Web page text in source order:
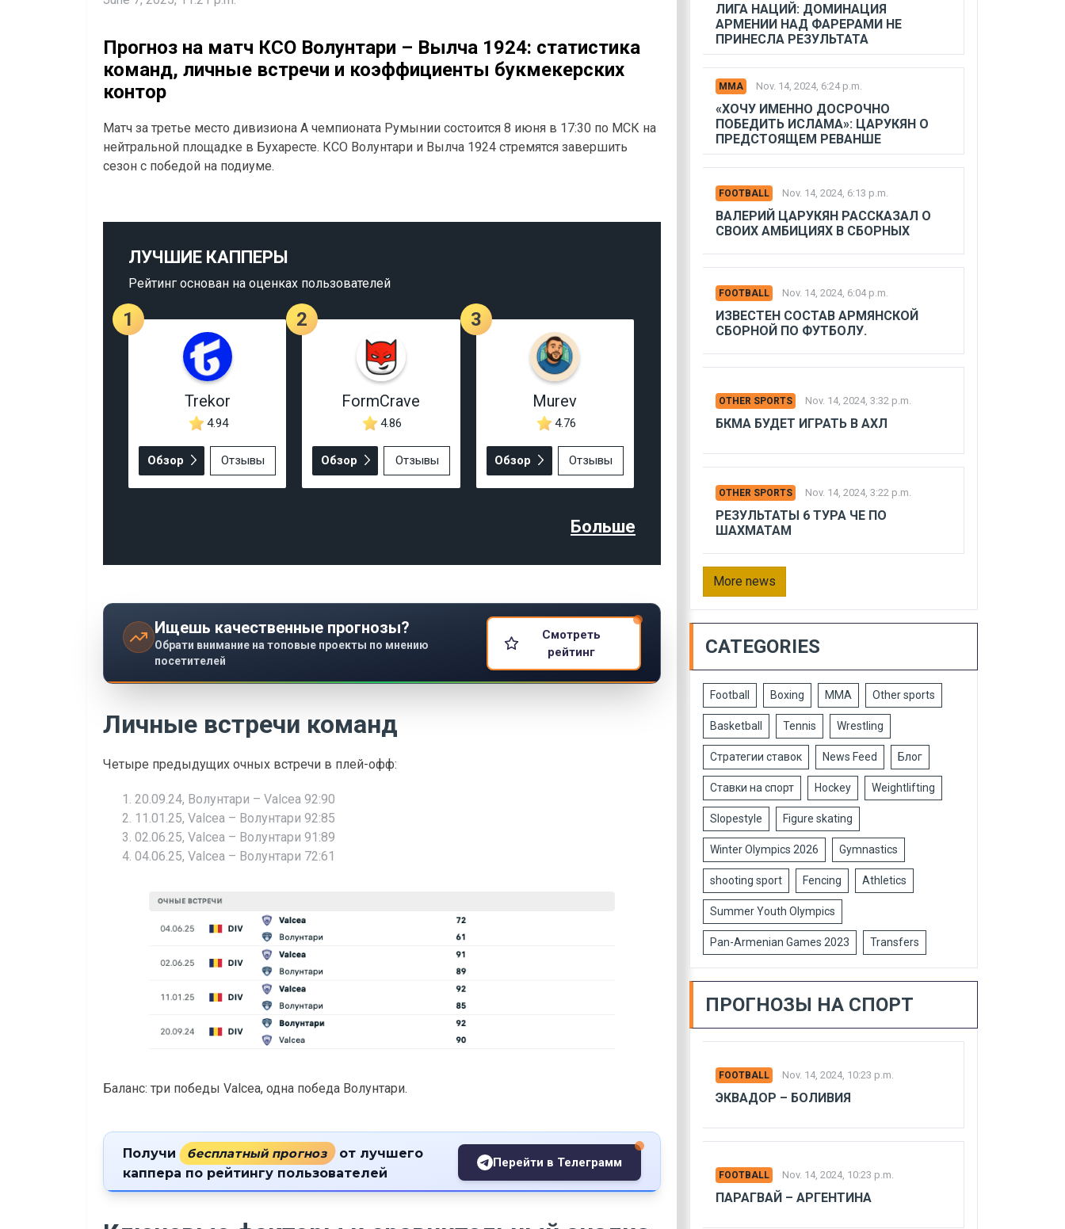
Прогноз на матч КСО Волунтари – Вылча 1924: статистика
команд, личные встречи и коэффициенты букмекерских
контор
Матч за третье место дивизиона А чемпионата Румынии состоится 8 июня в 17:30 по МСК на
нейтральной площадке в Бухаресте. КСО Волунтари и Вылча 1924 стремятся завершить
сезон с победой на подиуме.
ЛУЧШИЕ КАППЕРЫ
Рейтинг основан на оценках пользователей
1
Trekor
4.94
Обзор Отзывы
2
FormCrave
4.86
Обзор Отзывы
3
Murev
4.76
Обзор Отзывы
Больше
Ищешь качественные прогнозы?
Обрати внимание на топовые проекты по мнению
посетителей
Смотреть
рейтинг
Личные встречи команд
Четыре предыдущих очных встречи в плей-офф:
20.09.24, Волунтари – Valcea 92:90
11.01.25, Valcea – Волунтари 92:85
02.06.25, Valcea – Волунтари 91:89
04.06.25, Valcea – Волунтари 72:61
Баланс: три победы Valcea, одна победа Волунтари.
Получи бесплатный прогноз от лучшего
каппера по рейтингу пользователей
Перейти в Телеграмм
ЛИГА НАЦИЙ: ДОМИНАЦИЯ
АРМЕНИИ НАД ФАРЕРАМИ НЕ
ПРИНЕСЛА РЕЗУЛЬТАТА
MMA Nov. 14, 2024, 6:24 p.m.
«ХОЧУ ИМЕННО ДОСРОЧНО
ПОБЕДИТЬ ИСЛАМА»: ЦАРУКЯН О
ПРЕДСТОЯЩЕМ РЕВАНШЕ
FOOTBALL Nov. 14, 2024, 6:13 p.m.
ВАЛЕРИЙ ЦАРУКЯН РАССКАЗАЛ О
СВОИХ АМБИЦИЯХ В СБОРНЫХ
FOOTBALL Nov. 14, 2024, 6:04 p.m.
ИЗВЕСТЕН СОСТАВ АРМЯНСКОЙ
СБОРНОЙ ПО ФУТБОЛУ.
OTHER SPORTS Nov. 14, 2024, 3:32 p.m.
БКМА БУДЕТ ИГРАТЬ В АХЛ
OTHER SPORTS Nov. 14, 2024, 3:22 p.m.
РЕЗУЛЬТАТЫ 6 ТУРА ЧЕ ПО
ШАХМАТАМ
More news
CATEGORIES
Football Boxing MMA Other sports
Basketball Tennis Wrestling
Стратегии ставок News Feed Блог
Ставки на спорт Hockey Weightlifting
Slopestyle Figure skating
Winter Olympics 2026 Gymnastics
shooting sport Fencing Athletics
Summer Youth Olympics
Pan-Armenian Games 2023 Transfers
ПРОГНОЗЫ НА СПОРТ
FOOTBALL Nov. 14, 2024, 10:23 p.m.
ЭКВАДОР – БОЛИВИЯ
FOOTBALL Nov. 14, 2024, 10:23 p.m.
ПАРАГВАЙ – АРГЕНТИНА